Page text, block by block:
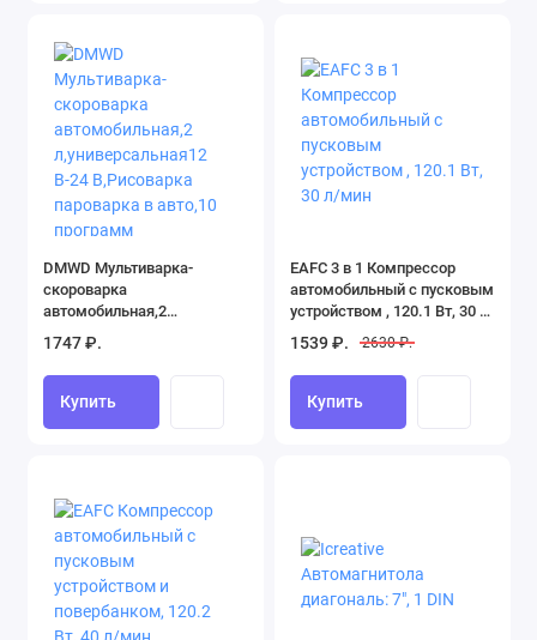
DMWD Мультиварка-
скороварка
автомобильная,2
В,Рисоварка пароварка в
авто,10 программ
1747 ₽.
Купить
EAFC 3 в 1 Компрессор
автомобильный с пусковым
устройством , 120.1 Вт, 30 л/
1539 ₽. 2630 ₽.
Купить